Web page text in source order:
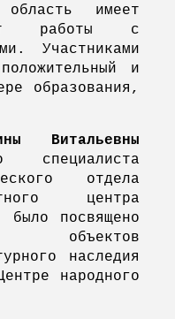
имеет
работы с
Участниками
и
образования,
Витальевны
отдела
центра
было посвящено
объектов
наследия
народного